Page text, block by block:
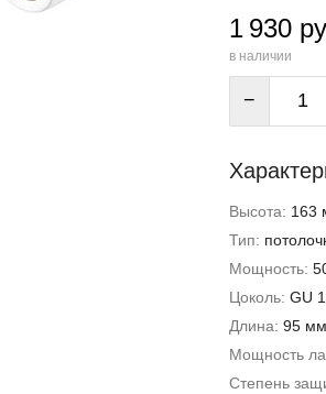
1 930
в наличии
−
Высота: 163
Тип:
Мощность:
Цоколь: GU
Длина: 95 мм
Мощность
Степень